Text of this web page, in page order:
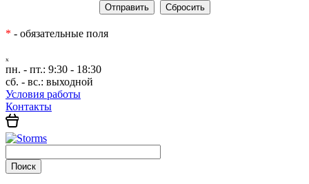
* - обязательные поля
ₓ
пн. - пт.: 9:30 - 18:30
сб. - вс.: выходной
Условия работы
Контакты